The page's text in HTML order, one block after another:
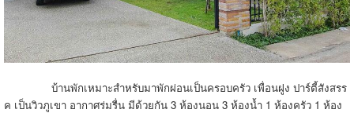
บ้านพักเหมาะสำหรับมาพักผ่อนเป็นครอบครัว เพื่อนฝูง ปาร์ตี้สังสรร
ค เป็นวิวภูเขา อากาศร่มรื่น มีด้วยกัน 3 ห้องนอน 3 ห้องน้ำ 1 ห้องครัว 1 ห้อง